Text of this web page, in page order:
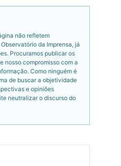
não refletem
da Imprensa, já
Procuramos publicar os
nosso compromisso com a
Como ninguém é
de buscar a objetividade
e opiniões
neutralizar o discurso do